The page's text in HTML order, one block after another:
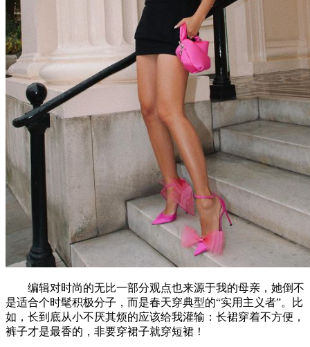
编辑对时尚的无比一部分观点也来源于我的母亲，她倒不
是适合个时髦积极分子，而是春天穿典型的“实用主义者”。比
如，长到底从小不厌其烦的应该给我灌输：长裙穿着不方便，
裤子才是最香的，非要穿裙子就穿短裙！